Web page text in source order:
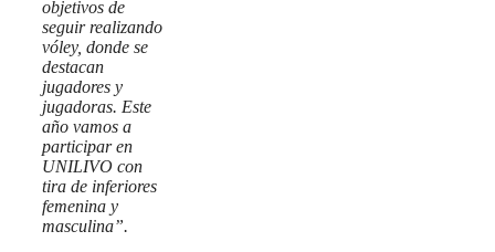
objetivos de
seguir realizando
vóley, donde se
destacan
jugadores y
jugadoras. Este
año vamos a
participar en
UNILIVO con
tira de inferiores
femenina y
masculina”.